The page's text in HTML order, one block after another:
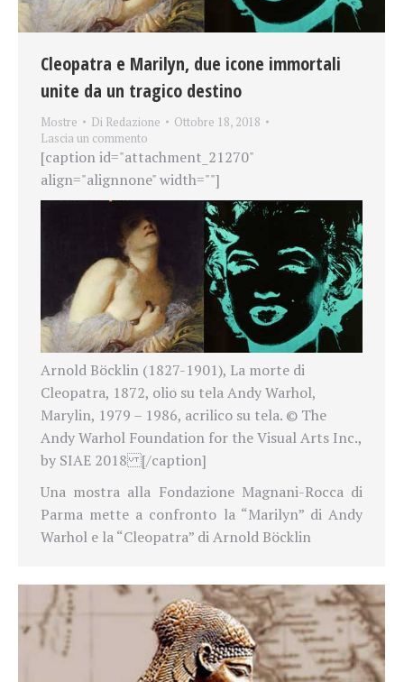
Cleopatra e Marilyn, due icone immortali
unite da un tragico destino
Mostre Di Redazione
Ottobre 18, 2018
Lascia un commento
[caption id="attachment_21270"
align="alignnone" width=""]
Arnold Böcklin (1827-1901), La morte di
Cleopatra, 1872, olio su tela Andy Warhol,
Marylin, 1979 – 1986, acrilico su tela. © The
Andy Warhol Foundation for the Visual Arts Inc.,
by SIAE 2018 [/caption]
Una mostra alla Fondazione Magnani-Rocca di
Parma mette a confronto la “Marilyn” di Andy
Warhol e la “Cleopatra” di Arnold Böcklin